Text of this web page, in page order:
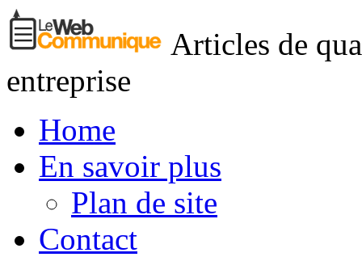
Articles de
entreprise
Home
En savoir plus
Plan de site
Contact